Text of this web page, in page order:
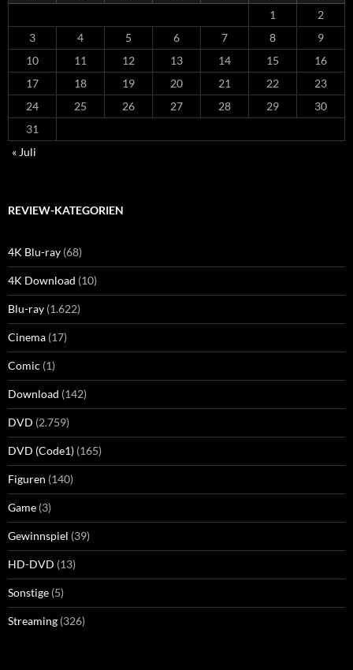
1
2
3
4 5 6 7 8
9
10
11 12 13 14 15
16
17
18 19 20 21 22
23
24
25 26 27 28 29
30
31
« Juli
REVIEW-KATEGORIEN
4K Blu-ray (68)
4K Download (10)
Blu-ray (1.622)
Cinema (17)
Comic (1)
Download (142)
DVD (2.759)
DVD (Code1) (165)
Figuren (140)
Game (3)
Gewinnspiel (39)
HD-DVD (13)
Sonstige (5)
Streaming (326)